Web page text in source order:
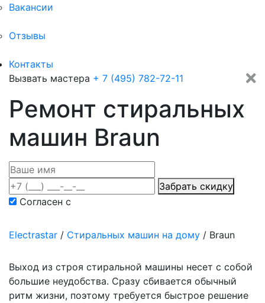
Вакансии
Отзывы
Контакты
Вызвать мастера + 7 (495) 782-72-11
Ремонт стиральных
машин Braun
Забрать скидку
Согласен с
Electrastar / Cтиральных машин на дому / Braun
Выход из строя стиральной машины несет с собой
большие неудобства. Сразу сбивается обычный
ритм жизни, поэтому требуется быстрое решение